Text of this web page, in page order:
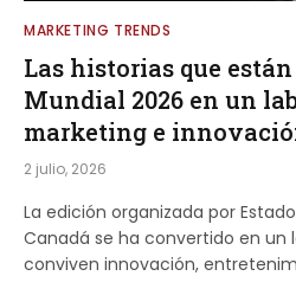
MARKETING TRENDS
Las historias que
Mundial 2026 en un
marketing e
2 julio, 2026
La edición organizada por
Canadá se ha convertido en un
conviven innovación,